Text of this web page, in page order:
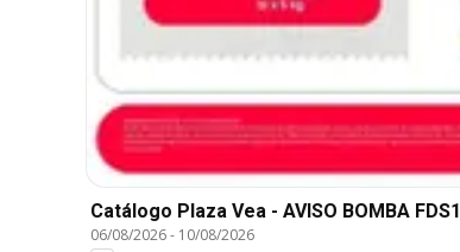
Catálogo Plaza Vea - AVISO BOMBA FDS1
06/08/2026- 10/08/2026